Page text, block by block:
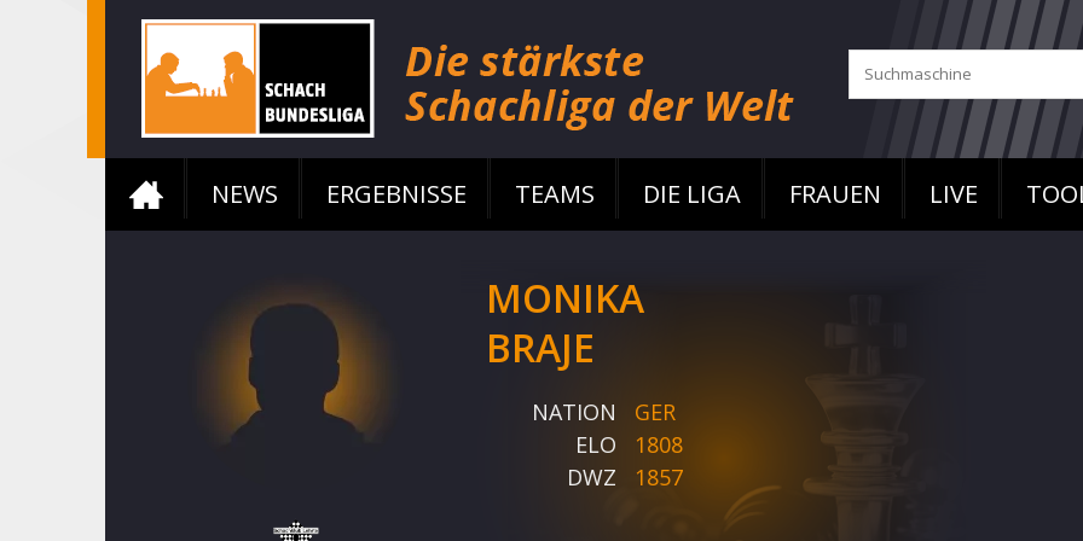
NEWS ERGEBNISSE TEAMS DIE LIGA FRAUEN LIVE
MONIKA
BRAJE
NATION
GER
ELO
1808
DWZ
1857